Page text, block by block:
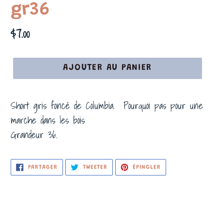
gr36
Prix
$7.00
AJOUTER AU PANIER
Short gris foncé de Columbia. Pourquoi pas pour une
marche dans les bois
Grandeur 36.
PARTAGER PARTAGER
FACEBOOK
TWEETER
TWEETER
TWITTER
ÉPINGLER
PINTEREST